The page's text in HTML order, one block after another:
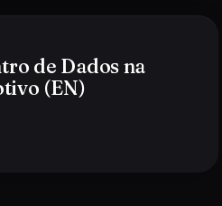
de Dados na
(EN)